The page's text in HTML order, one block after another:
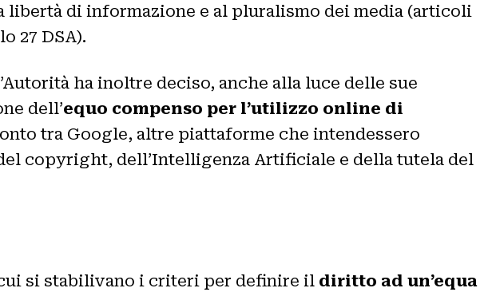
di informazione e al pluralismo dei media (articoli
27 DSA).
ha inoltre deciso, anche alla luce delle sue
dell’equo compenso per l’utilizzo online di
tra Google, altre piattaforme che intendessero
copyright, dell’Intelligenza Artificiale e della tutela del
si stabilivano i criteri per definire il diritto ad un’equa